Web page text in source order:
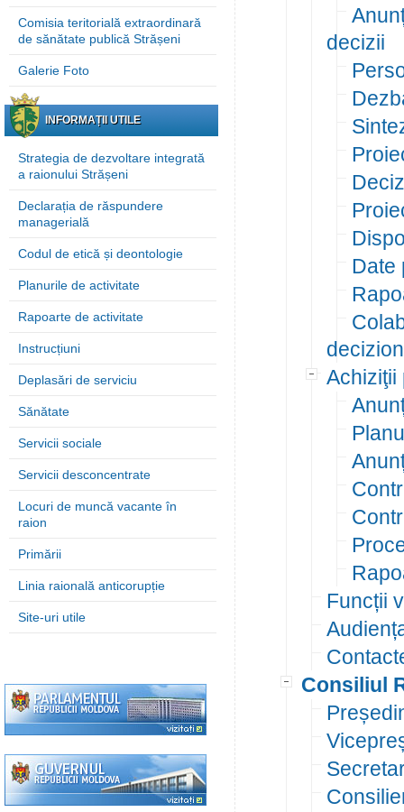
Comisia teritorială extraordinară
de sănătate publică Strășeni
Galerie Foto
INFORMAȚII UTILE
Strategia de dezvoltare integrată
a raionului Strășeni
Declarația de răspundere
managerială
Codul de etică și deontologie
Planurile de activitate
Rapoarte de activitate
Instrucțiuni
Deplasări de serviciu
Sănătate
Servicii sociale
Servicii desconcentrate
Locuri de muncă vacante în
raion
Primării
Linia raională anticorupție
Site-uri utile
decizii
Date
Achiziţii
Funcții
Consiliul